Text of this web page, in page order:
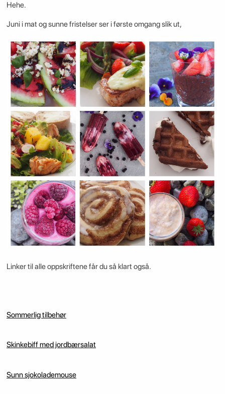
Hehe.
Juni i mat og sunne fristelser ser i første omgang slik ut,
Linker til alle oppskriftene får du så klart også.
Sommerlig tilbehør
Skinkebiff med jordbærsalat
Sunn sjokolademouse